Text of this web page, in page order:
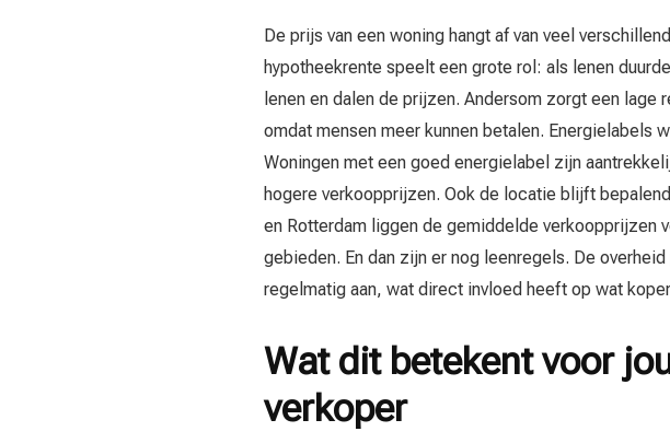
De prijs van een woning hangt af van veel
hypotheekrente speelt een grote rol: als lenen
lenen en dalen de prijzen. Andersom zorgt een lage
omdat mensen meer kunnen betalen. Energielabels
Woningen met een goed energielabel zijn
hogere verkoopprijzen. Ook de locatie blijft
en Rotterdam liggen de gemiddelde verkoopprijzen
gebieden. En dan zijn er nog leenregels. De
regelmatig aan, wat direct invloed heeft op wat
Wat dit betekent voor
verkoper